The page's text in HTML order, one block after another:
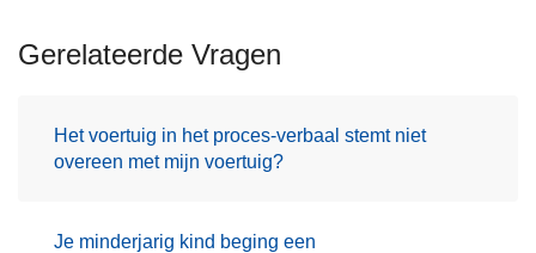
Gerelateerde Vragen
Het voertuig in het proces-verbaal stemt niet
overeen met mijn voertuig?
Je minderjarig kind beging een